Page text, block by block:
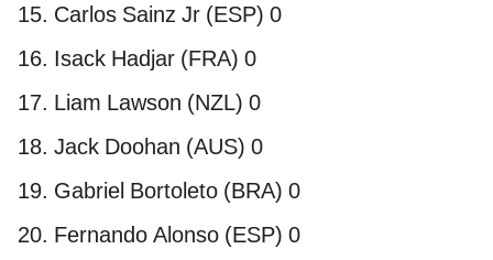
15. Carlos Sainz Jr (ESP) 0
16. Isack Hadjar (FRA) 0
17. Liam Lawson (NZL) 0
18. Jack Doohan (AUS) 0
19. Gabriel Bortoleto (BRA) 0
20. Fernando Alonso (ESP) 0